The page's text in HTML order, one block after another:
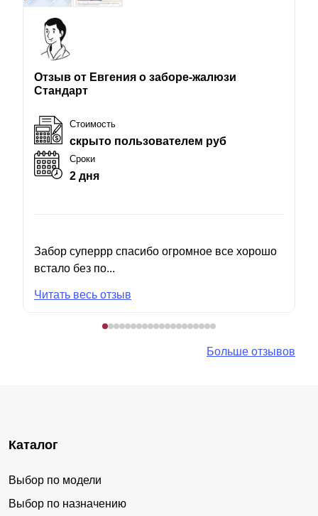
Отзыв от Евгения о заборе-жалюзи
Стандарт
Стоимость
скрыто пользователем руб
Сроки
2 дня
Забор суперрр спасибо огромное все хорошо
встало без по...
Читать весь отзыв
Больше отзывов
Каталог
Выбор по модели
Выбор по назначению